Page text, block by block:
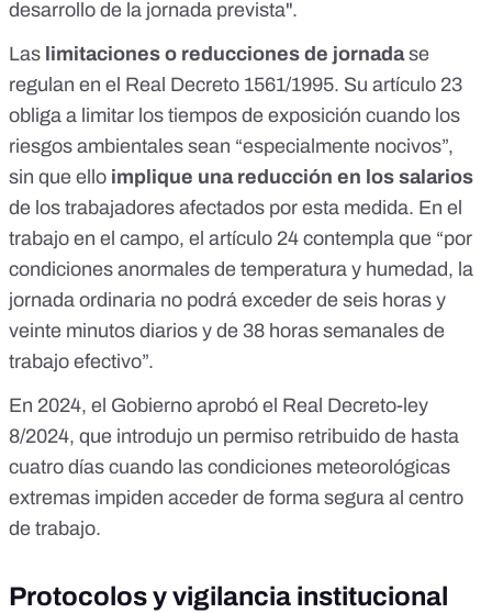
desarrollo de la jornada prevista".
Las limitaciones o reducciones de jornadase
regulan en el Real Decreto 1561/1995. Su artículo 23
obliga a limitar los tiempos de exposición cuando los
riesgos ambientales sean “especialmente nocivos”,
sin que ello implique una reducción en los salarios
de los trabajadores afectados por esta medida. En el
trabajo en el campo, el artículo 24 contempla que “por
condiciones anormales de temperatura y humedad, la
jornada ordinaria no podrá exceder de seis horas y
veinte minutos diarios y de 38 horas semanales de
trabajo efectivo”.
En 2024, el Gobierno aprobó el Real Decreto-ley
8/2024, que introdujo un permiso retribuido de hasta
cuatro días cuando las condiciones meteorológicas
extremas impiden acceder de forma segura al centro
de trabajo.
Protocolos y vigilancia institucional